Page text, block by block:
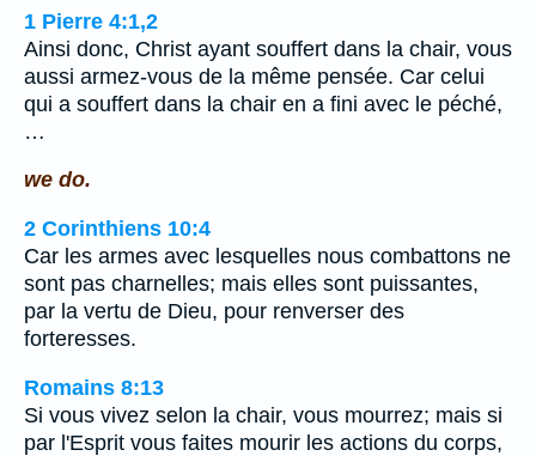
1 Pierre 4:1,2
Ainsi donc, Christ ayant souffert dans la chair, vous
aussi armez-vous de la même pensée. Car celui
qui a souffert dans la chair en a fini avec le péché,
…
we do.
2 Corinthiens 10:4
Car les armes avec lesquelles nous combattons ne
sont pas charnelles; mais elles sont puissantes,
par la vertu de Dieu, pour renverser des
forteresses.
Romains 8:13
Si vous vivez selon la chair, vous mourrez; mais si
par l'Esprit vous faites mourir les actions du corps,